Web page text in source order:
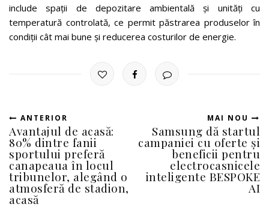
include spații de depozitare ambientală și unități cu
temperatură controlată, ce permit păstrarea produselor în
condiții cât mai bune și reducerea costurilor de energie.
ANTERIOR
Avantajul de acasă:
80% dintre fanii
sportului preferă
canapeaua în locul
tribunelor, alegând o
atmosferă de stadion,
acasă
MAI NOU
Samsung dă startul
campaniei cu oferte și
beneficii pentru
electrocasnicele
inteligente BESPOKE
AI